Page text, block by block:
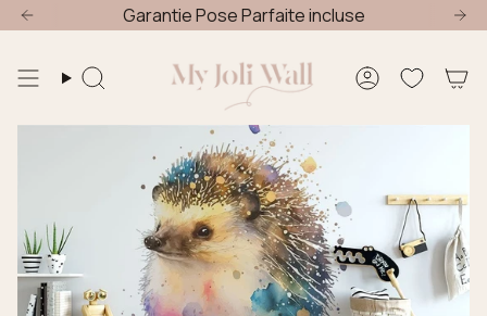
Passer
au
de
page
Garantie Pose Parfaite incluse
Recherche Compte